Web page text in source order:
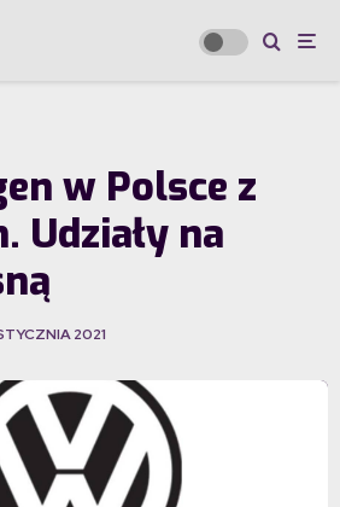
w Polsce z
Udziały na
2021